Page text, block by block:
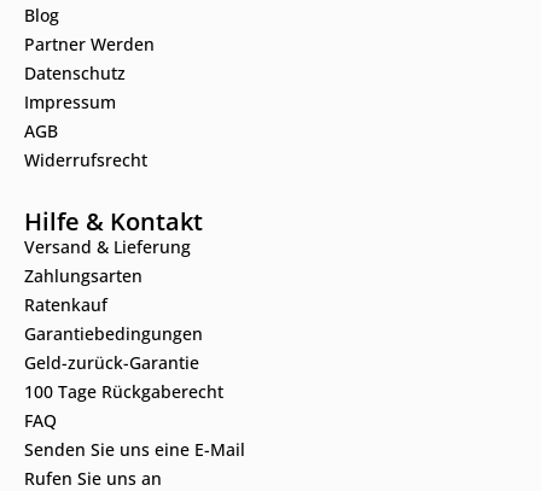
Blog
Partner Werden
Datenschutz
Impressum
AGB
Widerrufsrecht
Hilfe & Kontakt
Versand & Lieferung
Zahlungsarten
Ratenkauf
Garantiebedingungen
Geld-zurück-Garantie
100 Tage Rückgaberecht
FAQ
Senden Sie uns eine E-Mail
Rufen Sie uns an